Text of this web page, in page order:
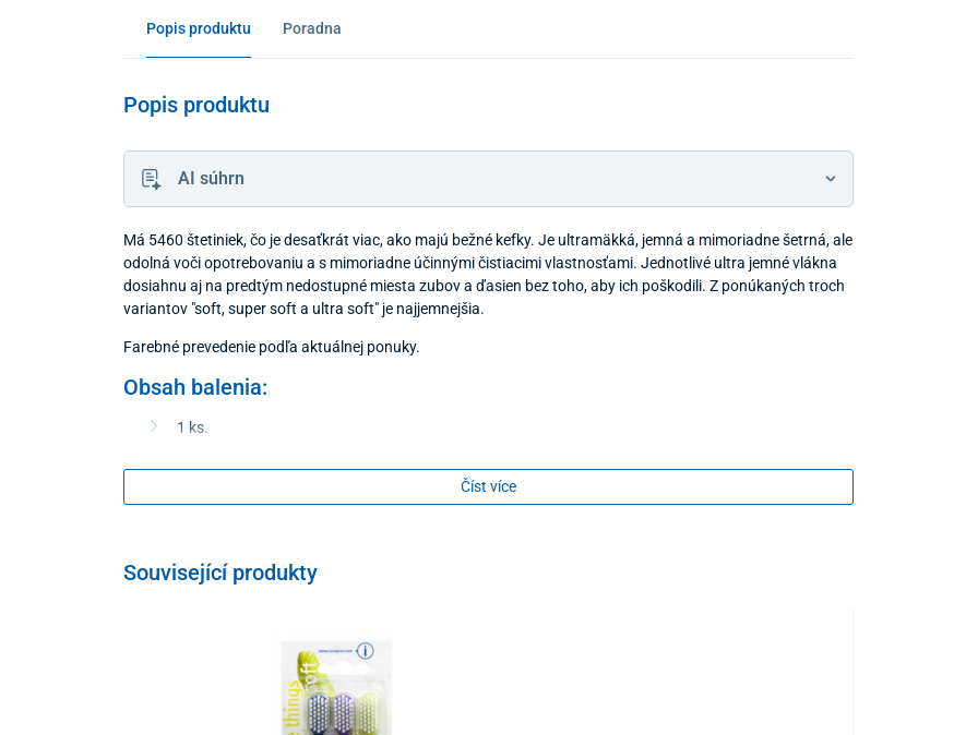
Popis produktu Poradna
Popis produktu
AI súhrn
Má 5460 štetiniek, čo je desaťkrát viac, ako majú bežné kefky. Je ultramäkká, jemná a mimoriadne šetrná, ale
odolná voči opotrebovaniu a s mimoriadne účinnými čistiacimi vlastnosťami. Jednotlivé ultra jemné vlákna
dosiahnu aj na predtým nedostupné miesta zubov a ďasien bez toho, aby ich poškodili. Z ponúkaných troch
variantov "soft, super soft a ultra soft" je najjemnejšia.
Farebné prevedenie podľa aktuálnej ponuky.
Obsah balenia:
1 ks.
Číst více
Související produkty